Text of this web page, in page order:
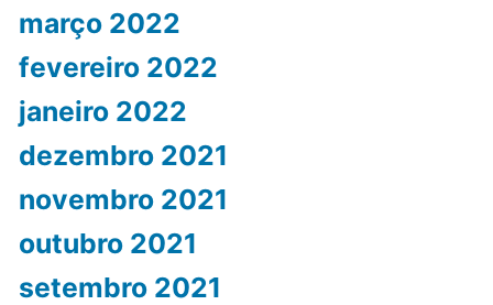
março 2022
fevereiro 2022
janeiro 2022
dezembro 2021
novembro 2021
outubro 2021
setembro 2021